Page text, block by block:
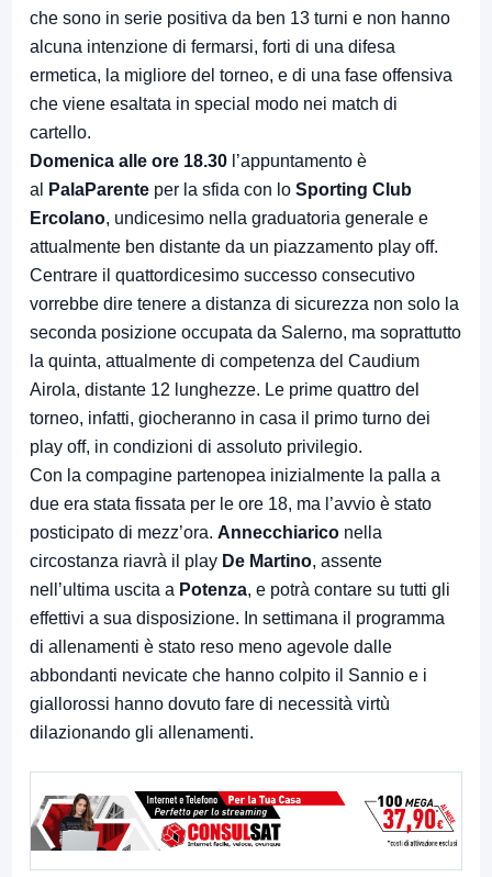
che sono in serie positiva da ben 13 turni e non hanno
alcuna intenzione di fermarsi, forti di una difesa
ermetica, la migliore del torneo, e di una fase offensiva
che viene esaltata in special modo nei match di
cartello.
Domenica alle ore 18.30 l’appuntamento è
al
PalaParente per la sfida con lo Sporting Club
Ercolano, undicesimo nella graduatoria generale e
attualmente ben distante da un piazzamento play off.
Centrare il quattordicesimo successo consecutivo
vorrebbe dire tenere a distanza di sicurezza non solo la
seconda posizione occupata da Salerno, ma soprattutto
la quinta, attualmente di competenza del Caudium
Airola, distante 12 lunghezze. Le prime quattro del
torneo, infatti, giocheranno in casa il primo turno dei
play off, in condizioni di assoluto privilegio.
Con la compagine partenopea inizialmente la palla a
due era stata fissata per le ore 18, ma l’avvio è stato
posticipato di mezz’ora. Annecchiarico nella
circostanza riavrà il play De Martino, assente
nell’ultima uscita a Potenza, e potrà contare su tutti gli
effettivi a sua disposizione. In settimana il programma
di allenamenti è stato reso meno agevole dalle
abbondanti nevicate che hanno colpito il Sannio e i
giallorossi hanno dovuto fare di necessità virtù
dilazionando gli allenamenti.